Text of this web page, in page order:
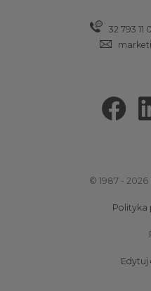
32 793 11
© 1987 - 2026
Polityka
Edytuj